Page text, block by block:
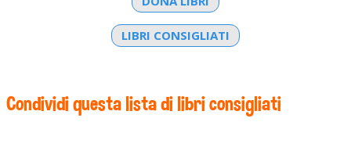
LIBRI CONSIGLIATI
Condividi questa lista di libri consigliati